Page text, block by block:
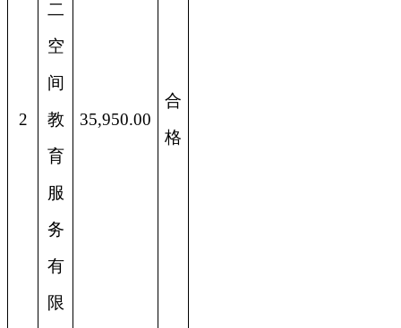
2
二
空
间
教
育
服
务
有
限
35,950.00
合
格